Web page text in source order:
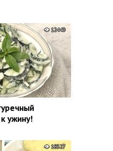
12440
ужину!
18327